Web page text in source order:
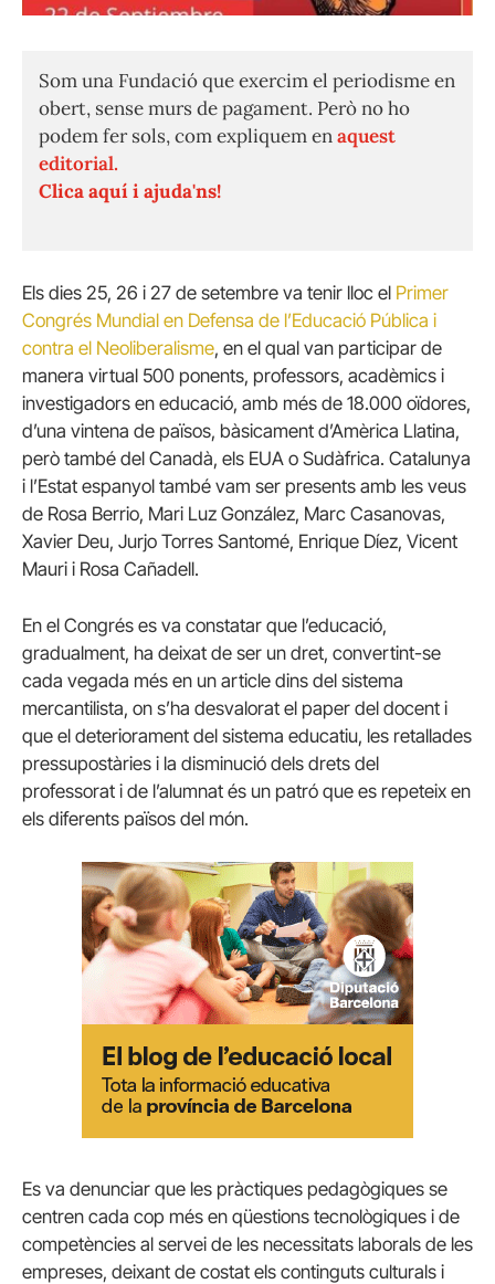
Som una Fundació que exercim el periodisme en
obert, sense murs de pagament. Però no ho
podem fer sols, com expliquem enaquest
editorial.
Clica aquí i ajuda'ns!
Els dies 25, 26 i 27 de setembre va tenir lloc el Primer
Congrés Mundial en Defensa de l’Educació Pública i
contra el Neoliberalisme, en el qual van participar de
manera virtual 500 ponents, professors, acadèmics i
investigadors en educació, amb més de 18.000 oïdores,
d’una vintena de països, bàsicament d’Amèrica Llatina,
però també del Canadà, els EUA o Sudàfrica. Catalunya
i l’Estat espanyol també vam ser presents amb les veus
de Rosa Berrio, Mari Luz González, Marc Casanovas,
Xavier Deu, Jurjo Torres Santomé, Enrique Díez, Vicent
Mauri i Rosa Cañadell.
En el Congrés es va constatar que l’educació,
gradualment, ha deixat de ser un dret, convertint-se
cada vegada més en un article dins del sistema
mercantilista, on s’ha desvalorat el paper del docent i
que el deteriorament del sistema educatiu, les retallades
pressupostàries i la disminució dels drets del
professorat i de l’alumnat és un patró que es repeteix en
els diferents països del món.
Es va denunciar que les pràctiques pedagògiques se
centren cada cop més en qüestions tecnològiques i de
competències al servei de les necessitats laborals de les
empreses, deixant de costat els continguts culturals i